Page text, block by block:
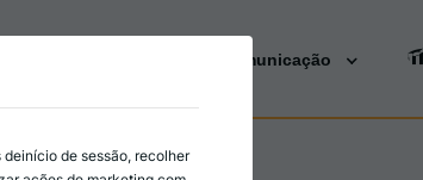
Comunicação
de sessão, recolher